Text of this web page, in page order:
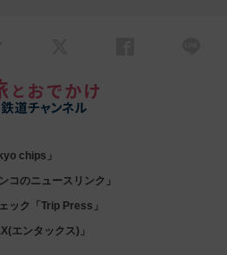
chips」
コのニュースリンク」
ック「Trip Press」
エンタックス)」